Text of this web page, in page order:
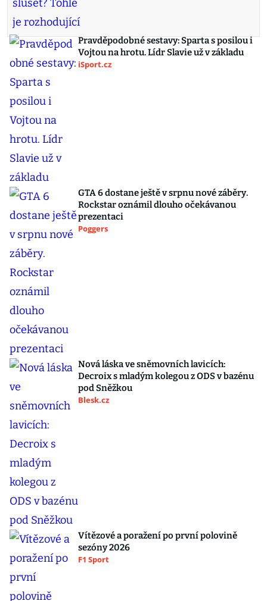
Pravděpodobné sestavy: Sparta s posilou i
Vojtou na hrotu. Lídr Slavie už v základu
iSport.cz
GTA 6 dostane ještě v srpnu nové záběry.
Rockstar oznámil dlouho očekávanou
prezentaci
Poggers
Nová láska ve sněmovních lavicích:
Decroix s mladým kolegou z ODS v bazénu
pod Sněžkou
Blesk.cz
Vítězové a poražení po první polovině
sezóny 2026
F1 Sport